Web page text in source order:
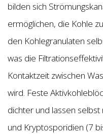
bilden sich
ermöglichen, die Kohle
den Kohlegranulaten
was die
Kontaktzeit zwischen
wird. Feste
dichter und lassen
und Kryptosporidien (7